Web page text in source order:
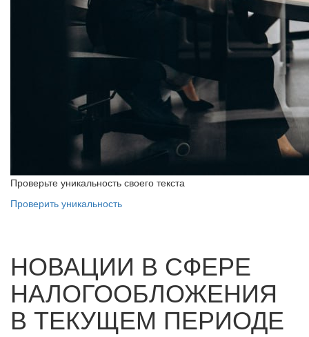
Проверьте уникальность своего текста
Проверить уникальность
НОВАЦИИ В СФЕРЕ
НАЛОГООБЛОЖЕНИЯ
В ТЕКУЩЕМ ПЕРИОДЕ